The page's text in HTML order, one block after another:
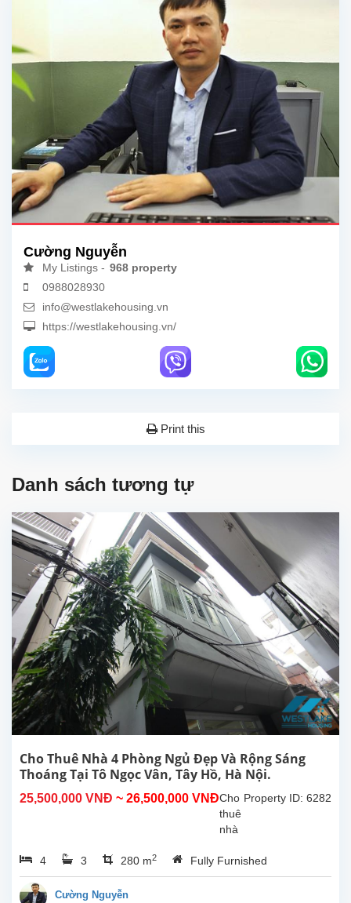
Cường Nguyễn
My Listings - 968 property
0988028930
info@westlakehousing.vn
https://westlakehousing.vn/
Print this
Danh sách tương tự
Cho Thuê Nhà 4 Phòng Ngủ Đẹp Và Rộng Sáng
Thoáng Tại Tô Ngọc Vân, Tây Hồ, Hà Nội.
25,500,000 VNĐ ~ 26,500,000 VNĐ Property ID: 6282
Cho
thuê
nhà
phòng
ngủ
4 3 280 m2 Fully Furnished
Cường Nguyễn